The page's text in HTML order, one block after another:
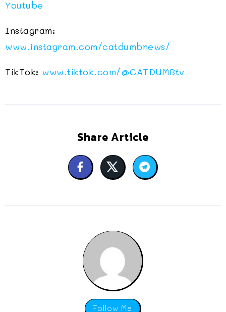
Youtube
Instagram:
www.instagram.com/catdumbnews/
TikTok: www.tiktok.com/@CATDUMBtv
Share Article
Follow Me